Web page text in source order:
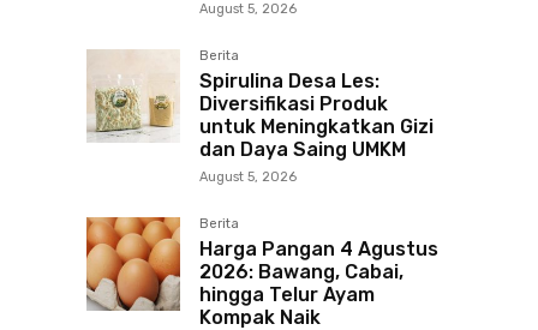
August 5, 2026
Berita
Spirulina Desa Les:
Diversifikasi Produk
untuk Meningkatkan Gizi
dan Daya Saing UMKM
August 5, 2026
Berita
Harga Pangan 4 Agustus
2026: Bawang, Cabai,
hingga Telur Ayam
Kompak Naik